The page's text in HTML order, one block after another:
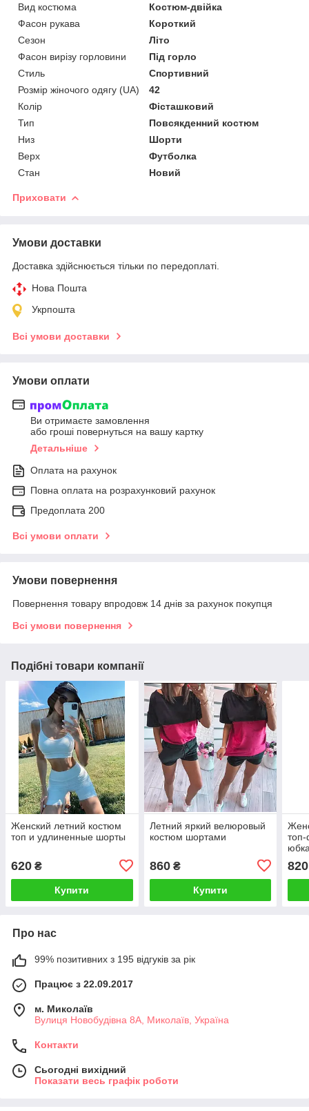
Вид костюма
Костюм-двійка
Фасон рукава
Короткий
Сезон
Літо
Фасон вирізу горловини
Під горло
Стиль
Спортивний
Розмір жіночого одягу (UA)
42
Колір
Фісташковий
Тип
Повсякденний костюм
Низ
Шорти
Верх
Футболка
Стан
Новий
Приховати
Умови доставки
Доставка здійснюється тільки по передоплаті.
Нова Пошта
Укрпошта
Всі умови доставки
Умови оплати
Ви отримаєте замовлення
або гроші повернуться на вашу картку
Детальніше
Оплата на рахунок
Повна оплата на розрахунковий рахунок
Предоплата 200
Всі умови оплати
Умови повернення
Повернення товару впродовж 14 днів за рахунок покупця
Всі умови повернення
Подібні товари компанії
Женский летний костюм
топ и удлиненные шорты
620 ₴
Купити
Летний яркий велюровый
костюм шортами
860₴
Купити
820
Про нас
99% позитивних з 195 відгуків за рік
Працює з 22.09.2017
м. Миколаїв
Вулиця Новобудівна 8А, Миколаїв, Україна
Контакти
Сьогодні вихідний
Показати весь графік роботи